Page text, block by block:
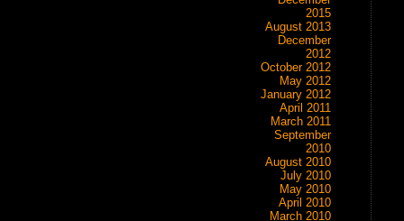
2015
August 2013
December
2012
October 2012
May 2012
January 2012
April 2011
March 2011
September
2010
August 2010
July 2010
May 2010
April 2010
March 2010